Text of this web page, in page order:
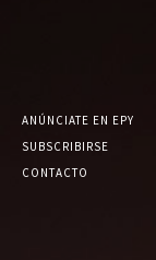
ANÚNCIATE EN EPY
SUBSCRIBIRSE
CONTACTO